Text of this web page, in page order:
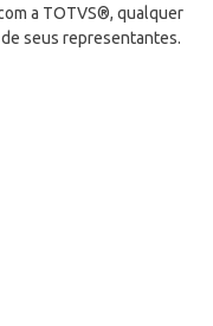
a TOTVS®, qualquer
seus representantes.